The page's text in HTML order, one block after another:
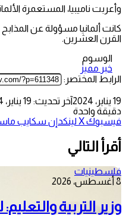
وأعربت ناميبيا، المستعمرة
القرن العشرين.
الوسوم
خبر مميز
الرابط المختصر:
19 يناير، 2024
آخر تحديث: 19 يناير، 2024
دقيقة واحدة
فيسبوك‫Xلينكدإن سكايب
أقرأ التالي
فلسطينيات
8 أغسطس، 2026
وزير التربية